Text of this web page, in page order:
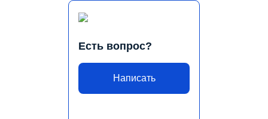
Есть вопрос?
Написать